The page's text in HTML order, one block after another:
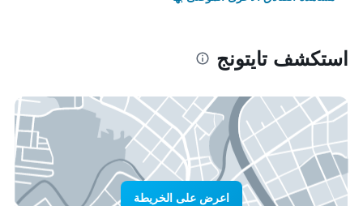
استكشف تايتونج
اعرض على الخريطة